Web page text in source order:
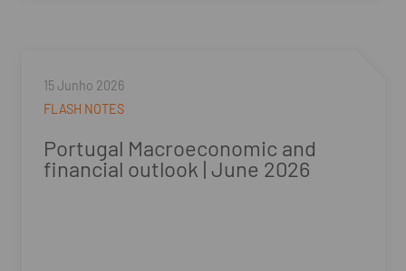
15 Junho 2026
FLASH NOTES
Portugal Macroeconomic and
financial outlook | June 2026